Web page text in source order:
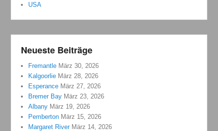
USA
Neueste Beiträge
Fremantle März 30, 2026
Kalgoorlie März 28, 2026
Esperance März 27, 2026
Bremer Bay März 23, 2026
Albany März 19, 2026
Pemberton März 15, 2026
Margaret River März 14, 2026